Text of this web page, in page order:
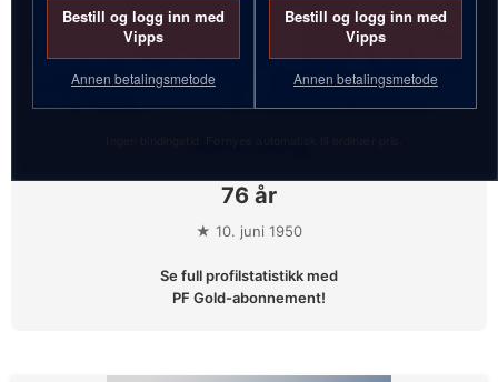
76 år
★ 10. juni 1950
Se full profilstatistikk med
PF Gold-abonnement!
Bestill og logg inn med
Vipps
Annen betalingsmetode
Bestill og logg inn med
Vipps
Annen betalingsmetode